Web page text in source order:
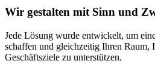
Wir gestalten mit Sinn und
Jede Lösung wurde entwickelt, um
schaffen und gleichzeitig Ihren Raum,
Geschäftsziele zu unterstützen.